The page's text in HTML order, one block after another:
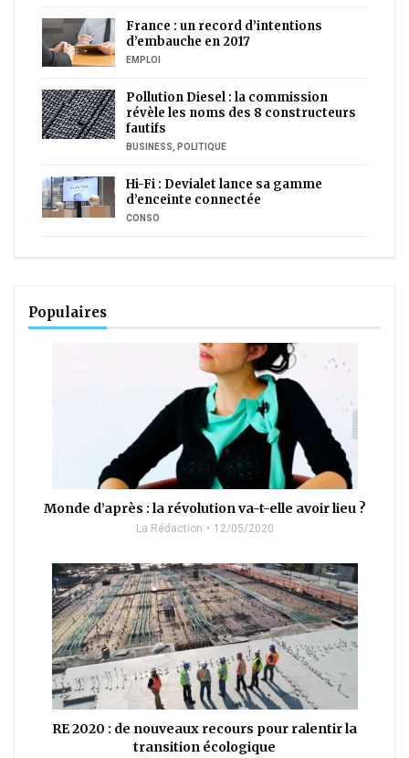
France : un record d’intentions
d’embauche en 2017
EMPLOI
Pollution Diesel : la commission
révèle les noms des 8 constructeurs
fautifs
BUSINESS, POLITIQUE
Hi-Fi : Devialet lance sa gamme
d’enceinte connectée
CONSO
Populaires
Monde d’après : la révolution va-t-elle avoir lieu ?
La Rédaction 12/05/2020
RE 2020 : de nouveaux recours pour ralentir la
transition écologique